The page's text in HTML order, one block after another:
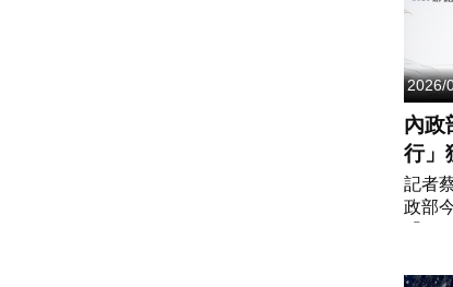
活動
程，
2026/
內政
行
環境
場吸
記者
政部
禮，